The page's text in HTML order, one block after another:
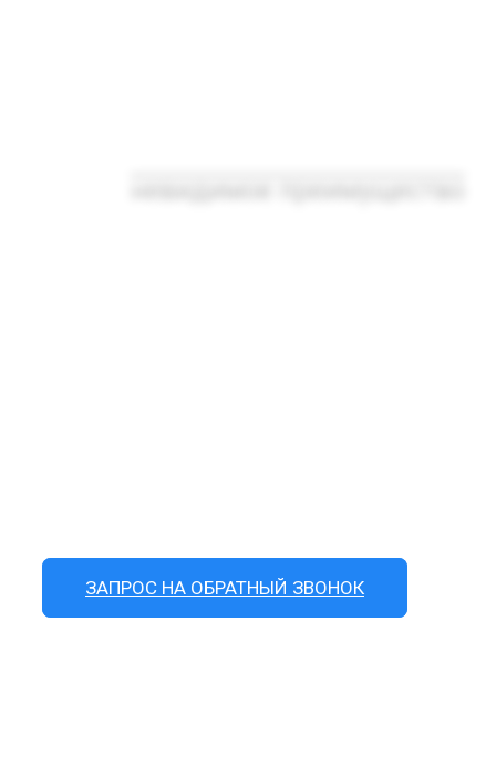
ЗАПРОС НА ОБРАТНЫЙ ЗВОНОК